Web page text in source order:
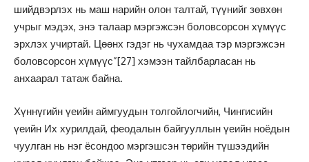
шийдвэрлэх нь маш нарийн олон талтай, түүнийг зөвхөн
учрыг мэдэх, энэ талаар мэргэжсэн боловсорсон хүмүүс
эрхлэх учиртай. Цөөнх гэдэг нь чухамдаа тэр мэргэжсэн
боловсорсон хүмүүс”[27] хэмээн тайлбарласан нь
анхаарал татаж байна.
Хүннүгийн үеийн аймгуудын толгойлогчийн, Чингисийн
үеийн Их хурилдай, феодалын байгууллын үеийн ноёдын
чуулган нь нэг ёсондоо мэргэшсэн төрийн түшээдийн